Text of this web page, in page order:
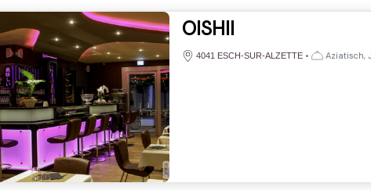
OISHII
4041 ESCH-SUR-ALZETTE • Aziatisch,